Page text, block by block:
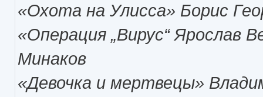
«Охота на Улисса» Борис
«Операция „Вирус“ Ярослав
Минаков
«Девочка и мертвецы»